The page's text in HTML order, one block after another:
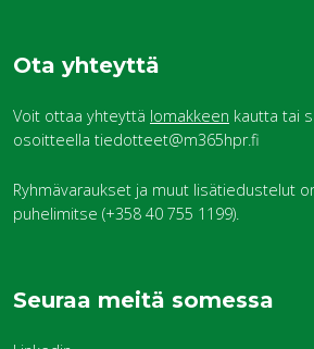
Ota yhteyttä
Voit ottaa yhteyttä lomakkeen kautta tai
osoitteella tiedotteet@m365hpr.fi
Ryhmävaraukset ja muut lisätiedustelut
puhelimitse (+358 40 755 1199).
Seuraa meitä somessa